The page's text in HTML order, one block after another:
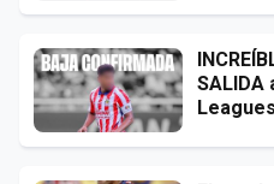
SALIDA